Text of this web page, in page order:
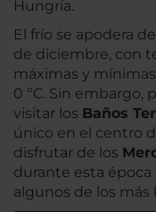
Hungría.
El frío se apodera
de diciembre, con
máximas y
0 ºC. Sin embargo,
visitar los Baños
único en el centro
disfrutar de los
durante esta
algunos de los